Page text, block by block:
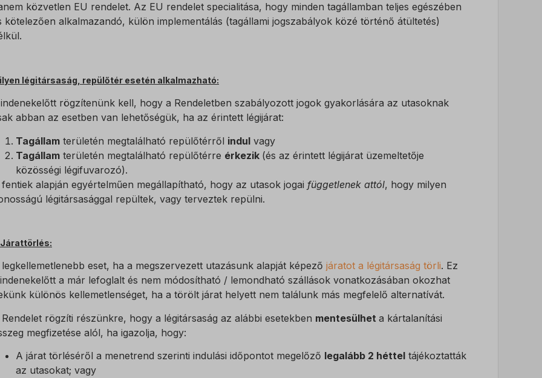
közvetlen EU rendelet. Az EU rendelet specialitása, hogy minden tagállamban teljes egészében
kötelezően alkalmazandó, külön implementálás (tagállami jogszabályok közé történő átültetés)
légitársaság, repülőtér esetén alkalmazható:
rögzítenünk kell, hogy a Rendeletben szabályozott jogok gyakorlására az utasoknak
abban az esetben van lehetőségük, ha az érintett légijárat:
Tagállam területén megtalálható repülőtérről indul vagy
Tagállam területén megtalálható repülőtérre érkezik (és az érintett légijárat üzemeltetője
közösségi légifuvarozó).
alapján egyértelműen megállapítható, hogy az utasok jogai függetlenek attól, hogy milyen
légitársasággal repültek, vagy terveztek repülni.
eset, ha a megszervezett utazásunk alapját képező járatot a légitársaság törli. Ez
a már lefoglalt és nem módosítható / lemondható szállások vonatkozásában okozhat
különös kellemetlenséget, ha a törölt járat helyett nem találunk más megfelelő alternatívát.
rögzíti részünkre, hogy a légitársaság az alábbi esetekben mentesülhet a kártalanítási
megfizetése alól, ha igazolja, hogy:
A járat törléséről a menetrend szerinti indulási időpontot megelőző legalább 2 héttel tájékoztatták
az utasokat; vagy